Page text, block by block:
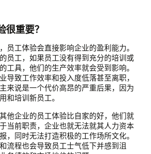
很重要？
员工体验会直接影响企业的盈利能力。
员工，如果员工没有得到充分的培训或
工具，他们的生产效率就会受到影响。
导致工作效率和投入度低落甚至离职，
来说是一个代价高昂的严重后果，因为
和培训新员工。
他企业的员工体验比自家的好，他们就
当前职责，企业也就无法就其人力资本
，同时无法打造积极的工作场所文化。
流程也会导致员工士气低下并感到沮